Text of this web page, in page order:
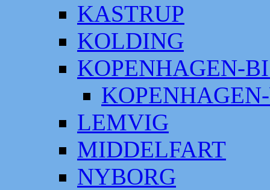
KASTRUP
KOLDING
KOPENHAGEN-
LEMVIG
MIDDELFART
NYBORG